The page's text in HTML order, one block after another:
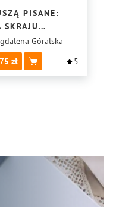
PISANE:
SKRAJU
Góralska
5